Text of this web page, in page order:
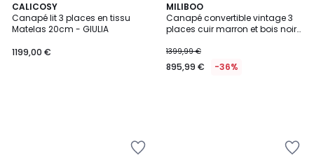
CALICOSY
Canapé lit 3 places en tissu
Matelas 20cm - GIULIA
1199,00 €
MILIBOO
Canapé convertible vintage 3
places cuir marron et bois noir
1399,99 €
895,99 € -36%